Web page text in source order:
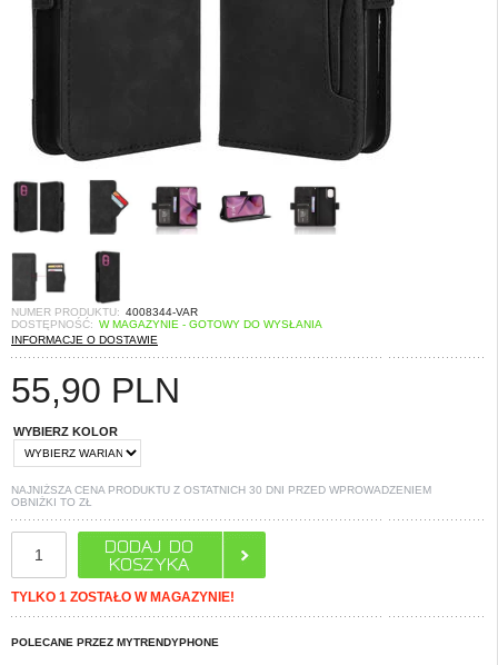
NUMER PRODUKTU: 4008344-VAR
DOSTĘPNOŚĆ: W MAGAZYNIE - GOTOWY DO WYSŁANIA
INFORMACJE O DOSTAWIE
55,90 PLN
WYBIERZ KOLOR
NAJNIŻSZA CENA PRODUKTU Z OSTATNICH 30 DNI PRZED WPROWADZENIEM
OBNIŻKI TO ZŁ
TYLKO 1 ZOSTAŁO W MAGAZYNIE!
POLECANE PRZEZ MYTRENDYPHONE